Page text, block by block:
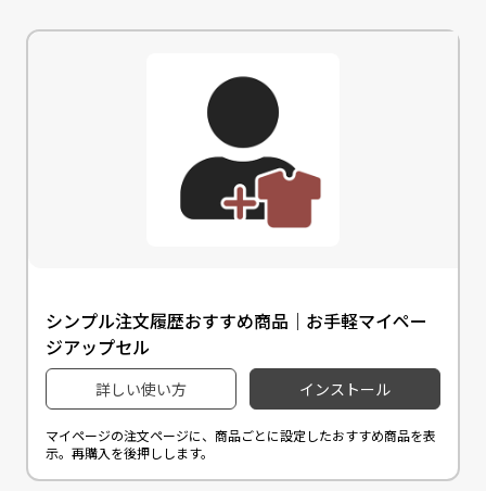
シンプル注文履歴おすすめ商品｜お手軽マイペー
ジアップセル
詳しい使い方 インストール
マイページの注文ページに、商品ごとに設定したおすすめ商品を表
示。再購入を後押しします。